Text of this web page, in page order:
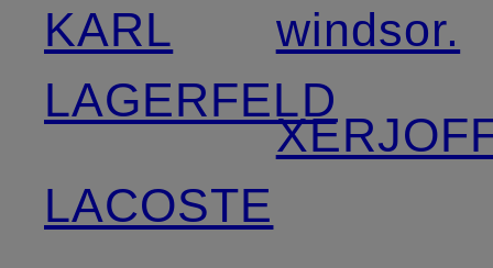
KARL
LAGERFELD
LACOSTE
windsor.